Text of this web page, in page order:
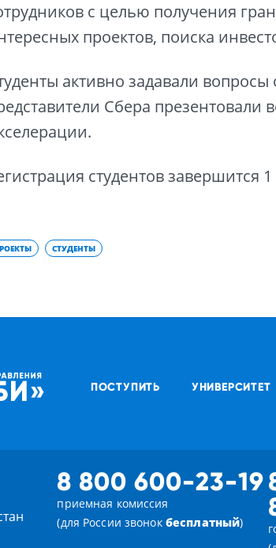
с целью получения
проектов, поиска
активно задавали
Сбера
студентов завершится
СТУДЕНТЫ
ПОСТУПИТЬ УНИВЕРСИТЕТ
8 800 600-23-19
приемная комиссия
(для России звонок бесплатный)